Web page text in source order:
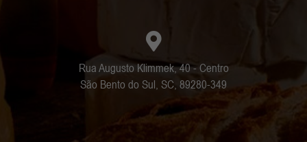
Rua Augusto Klimmek, 40 - Centro
São Bento do Sul, SC, 89280-349